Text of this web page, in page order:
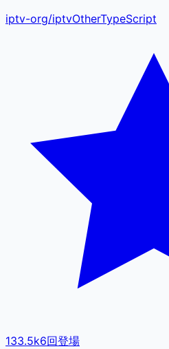
iptv-org/iptvOtherTypeScript
133.5k6回登場